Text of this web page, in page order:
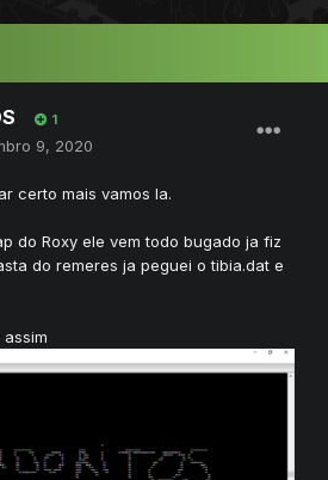
1
9, 2020
certo mais vamos la.
do Roxy ele vem todo bugado ja fiz
do remeres ja peguei o tibia.dat e